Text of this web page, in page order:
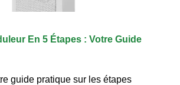
En 5 Étapes : Votre Guide
guide pratique sur les étapes